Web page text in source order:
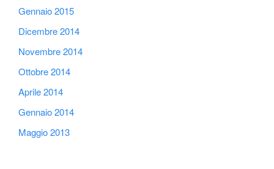
Gennaio 2015
Dicembre 2014
Novembre 2014
Ottobre 2014
Aprile 2014
Gennaio 2014
Maggio 2013